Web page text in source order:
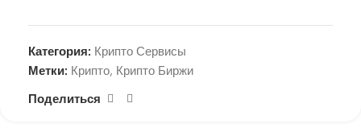
Категория: Крипто Сервисы
Метки: Крипто, Крипто Биржи
Поделиться